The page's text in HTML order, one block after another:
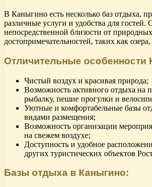
В Каныгино есть несколько баз отдыха,
различные услуги и удобства для
непосредственной близости от природных
достопримечательностей, таких как
Отличительные особенности
Чистый воздух и красивая природа;
Возможность активного отдыха на
рыбалку, пешие прогулки и
Уютные и комфортабельные базы
видами размещения;
Возможность организации
на свежем воздухе;
Доступность и удобное
других туристических объектов
Базы отдыха в Каныгино: